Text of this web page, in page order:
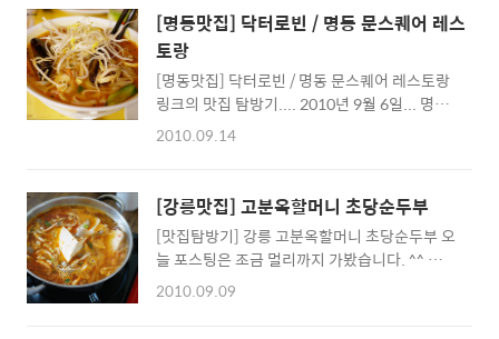
지 손님이 많습니다. ^^; 이곳 메뉴는 갈매기살
1인분이 7000원, 그리고 뼈김치가 5000원입니
다. 갈매..
집, 홍콩반점은 혜화역 1번출구로 나와서 10걸
음만 걸으면 바로 보이는 위치에 있습니다. ^^;
2층에 있는데 꽤 눈에 띄는 곳에 있군요 ^^; - 홍
콩반점 올라가는 계단... '짜장은 없습니다'라는
문구가 눈에 띈다... - (실제로 이곳은 짬뽕전문
점이라 짜장이 없습니다 ^^) 홍콩반점은 짬뽕
짜장면 전문점은 따로 있다는 데 얼핏들어서 이
름이 기억이 나질 않네요 ^^; ..
[명동맛집] 닥터로빈 / 명동 문스퀘어 레스
토랑
[명동맛집] 닥터로빈 / 명동 문스퀘어 레스토랑
링크의 맛집 탐방기.... 2010년 9월 6일... 명동
에서 잠깐 저녁식사 미팅이 있어서 모이게 되었
스퀘어에 가더군요 ^^ (명동 눈스퀘어 처음가봤
습니다.^^) Noon Square는 아시다시피 을지
로입구 6번출구, 또는 명동역 6번출구에서 찾아
가시면 됩니다. ^^; 명동에 있는 맛집에 간다길
레 고기집이나 한식 레스토랑일줄 알았는데 이
2010.09.14
[강릉맛집] 고분옥할머니 초당순두부
[맛집탐방기] 강릉 고분옥할머니 초당순두부 오
늘 포스팅은 조금 멀리까지 가봤습니다. ^^ 순
두부로 유명한 강원도 초당인데 전에 맛있는 점
2010.09.09